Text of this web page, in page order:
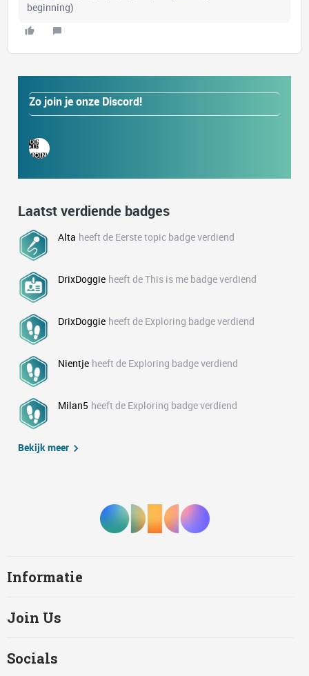
beginning)
Zo join je onze Discord!
Laatst verdiende badges
Alta heeft de Eerste topic badge verdiend
DrixDoggie heeft de This is me badge verdiend
DrixDoggie heeft de Exploring badge verdiend
Nientje heeft de Exploring badge verdiend
Milan5 heeft de Exploring badge verdiend
Bekijk meer
Informatie
Join Us
Socials